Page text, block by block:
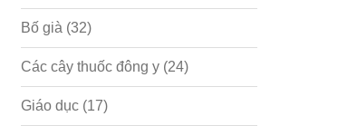
Bố già (32)
Các cây thuốc đông y(24)
Giáo dục(17)